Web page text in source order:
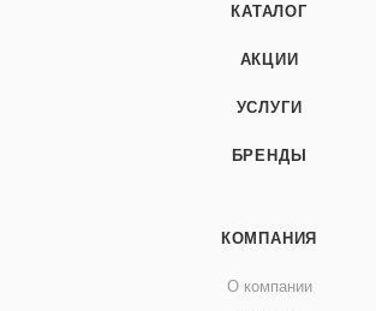
КАТАЛОГ
АКЦИИ
УСЛУГИ
БРЕНДЫ
КОМПАНИЯ
О компании